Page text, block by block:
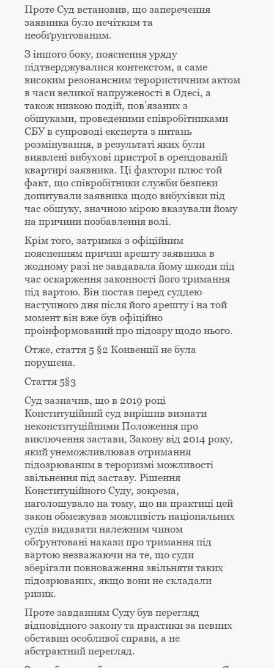
Проте Суд встановив, що заперечення
заявника було нечітким та
необґрунтованим.
З іншого боку, пояснення уряду
підтверджувалися контекстом, а саме
високим резонансним терористичним актом
в часи великої напруженості в Одесі, а
також низкою подій, пов’язаних з
обшуками, проведеними співробітниками
СБУ в супроводі експерта з питань
розмінування, в результаті яких були
виявлені вибухові пристрої в орендованій
квартирі заявника. Ці фактори плюс той
факт, що співробітники служби безпеки
допитували заявника щодо вибухівки під
час обшуку, значною мірою вказували йому
на причини позбавлення волі.
Крім того, затримка з офіційним
поясненням причин арешту заявника в
жодному разі не завдавала йому шкоди під
час оскарження законності його тримання
під вартою. Він постав перед суддею
наступного дня після його арешту і на той
момент він вже був офіційно
проінформований про підозру щодо нього.
Отже, стаття 5 §2 Конвенції не була
порушена.
Стаття 5§3
Суд зазначив, що в 2019 році
Конституційний суд вирішив визнати
неконституційними Положення про
виключення застави, Закону від 2014 року,
який унеможливлював отримання
підозрюваним в тероризмі можливості
звільнення під заставу. Рішення
Конституційного Суду, зокрема,
наголошувало на тому, що на практиці цей
закон обмежував можливість національних
судів видавати належним чином
обґрунтовані накази про тримання під
вартою незважаючи на те, що суди
зберігали повноваження звільняти таких
підозрюваних, якщо вони не складали
ризик.
Проте завданням Суду був перегляд
відповідного закону та практики за певних
обставин особливої справи, а не
абстрактний перегляд.